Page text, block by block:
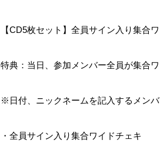
【CD5枚セット】全員サイン入り集合
特典：当日、参加メンバー全員が集合
※ 日付、ニックネームを記入するメン
・全員サイン入り集合ワイドチェキ